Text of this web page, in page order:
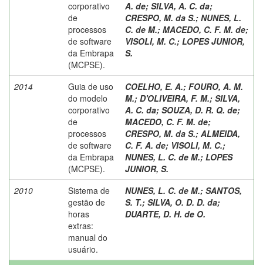
corporativo
de
processos
de software
da Embrapa
(MCPSE).
A. de; SILVA, A. C. da;
CRESPO, M. da S.; NUNES, L.
C. de M.; MACEDO, C. F. M. de;
VISOLI, M. C.; LOPES JUNIOR,
S.
2014
Guia de uso
do modelo
corporativo
de
processos
de software
da Embrapa
(MCPSE).
COELHO, E. A.; FOURO, A. M.
M.; D'OLIVEIRA, F. M.; SILVA,
A. C. da; SOUZA, D. R. Q. de;
MACEDO, C. F. M. de;
CRESPO, M. da S.; ALMEIDA,
C. F. A. de; VISOLI, M. C.;
NUNES, L. C. de M.; LOPES
JUNIOR, S.
2010
Sistema de
gestão de
horas
extras:
manual do
usuário.
NUNES, L. C. de M.; SANTOS,
S. T.; SILVA, O. D. D. da;
DUARTE, D. H. de O.